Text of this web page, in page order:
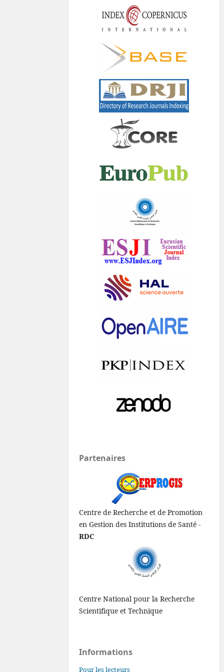
Partenaires
Centre de Recherche et de Promotion
en Gestion des Institutions de Santé -
RDC
Centre National pour la Recherche
Scientifique et Technique
Informations
Pour les lecteurs